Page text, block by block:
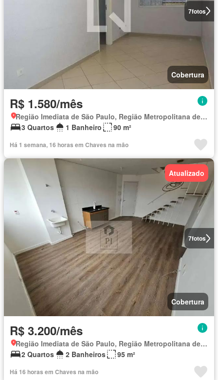
7fotos
Cobertura
R$ 1.580/mês
Região Imediata de São Paulo, Região Metropolitana de São Paulo
3 Quartos
1 Banheiro 90 m²
Há 1 semana, 16 horas em Chaves na mão
7fotos
Atualizado
Cobertura
R$ 3.200/mês
Região Imediata de São Paulo, Região Metropolitana de São Paulo
2 Quartos
2 Banheiros 95 m²
Há 16 horas em Chaves na mão